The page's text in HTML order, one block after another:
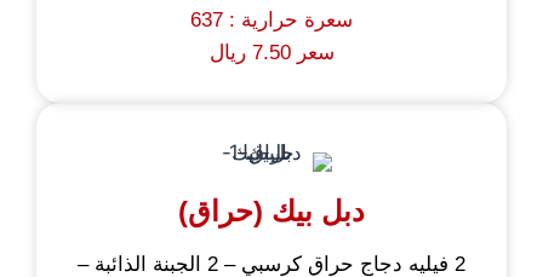
سعرة حرارية : 637
سعر 7.50 ريال
دبل بيك (حراق)
2 فيليه دجاج حراق كرسبي – 2 الجبنة الذائبة –